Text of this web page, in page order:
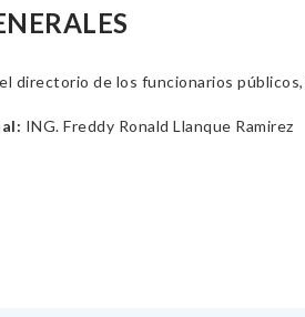
directorio de los funcionarios
ING. Freddy Ronald Llanque Ramirez